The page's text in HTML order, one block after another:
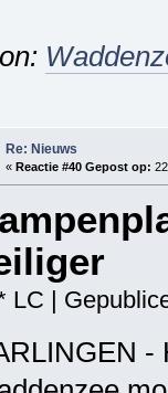
Re: Nieuws
« Reactie #40 Gepost op:
|
-